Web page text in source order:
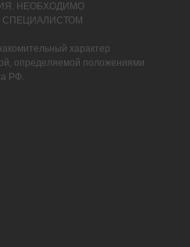
НЕОБХОДИМО
СПЕЦИАЛИСТОМ
характер
определяемой положениями
РФ.